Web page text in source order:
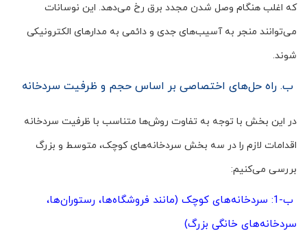
که اغلب هنگام وصل شدن مجدد برق رخ می‌دهد. این نوسانات
می‌توانند منجر به آسیب‌های جدی و دائمی به مدارهای الکترونیکی
شوند.
ب. راه حل‌های اختصاصی بر اساس حجم و ظرفیت سردخانه
در این بخش با توجه به تفاوت روش‌ها متناسب با ظرفیت سردخانه
اقدامات لازم را در سه بخش سردخانه‌های کوچک، متوسط و بزرگ
بررسی می‌کنیم:
ب-1: سردخانه‌های کوچک (مانند فروشگاه‌ها، رستوران‌ها،
سردخانه‌های خانگی بزرگ)